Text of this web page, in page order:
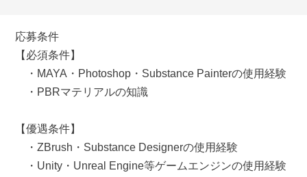
応募条件
【必須条件】
・MAYA・Photoshop・Substance Painterの使用経験
・PBRマテリアルの知識
【優遇条件】
・ZBrush・Substance Designerの使用経験
・Unity・Unreal Engine等ゲームエンジンの使用経験